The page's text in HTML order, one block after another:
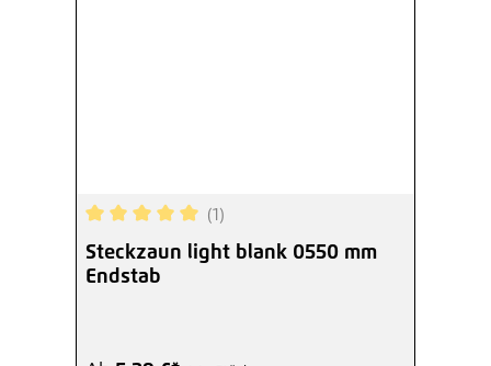
Durchschnittliche Bewertung von 5 von 5
(1)
Steckzaun light blank 0550 mm
Endstab